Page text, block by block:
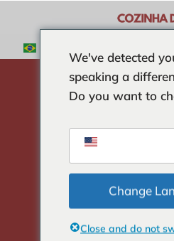
til
hjem
Veronica
We've detected
speaking a
Do you want to
Change
Close and do not